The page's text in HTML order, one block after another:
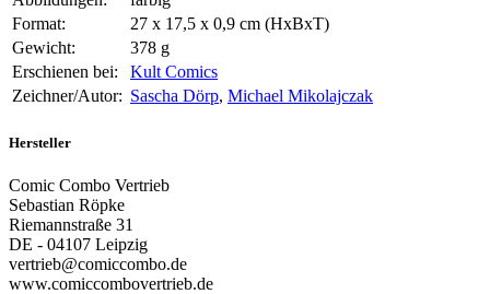
Format:
27 x 17,5 x 0,9 cm (HxBxT)
Gewicht:
378 g
Erschienen bei:
Kult Comics
Zeichner/Autor: Sascha Dörp, Michael Mikolajczak
Hersteller
Comic Combo Vertrieb
Sebastian Röpke
Riemannstraße 31
DE - 04107 Leipzig
vertrieb@comiccombo.de
www.comiccombovertrieb.de